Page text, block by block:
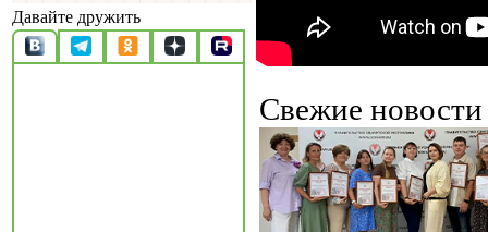
Давайте дружить
Свежие